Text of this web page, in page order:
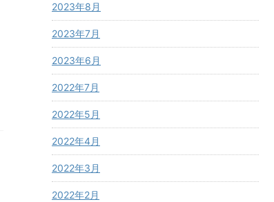
2023年8月
2023年7月
2023年6月
2022年7月
2022年5月
2022年4月
2022年3月
2022年2月